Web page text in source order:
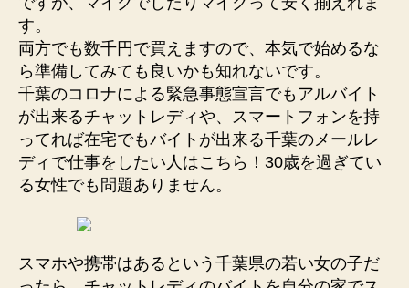
す。
両方でも数千円で買えますので、本気で始めるな
ら準備してみても良いかも知れないです。
千葉のコロナによる緊急事態宣言でもアルバイト
が出来るチャットレディや、スマートフォンを持
ってれば在宅でもバイトが出来る千葉のメールレ
ディで仕事をしたい人はこちら！30歳を過ぎてい
る女性でも問題ありません。
スマホや携帯はあるという千葉県の若い女の子だ